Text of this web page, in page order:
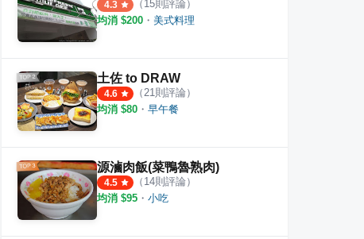
早午餐
4.3 （ 15則評論）
均消 $200 ・ 美式料理
土佐 to DRAW
4.6 （21則評論）
均消 $80 ・ 早午餐
源滷肉飯(菜鴨魯熟肉)
4.5 （ 14則評論）
均消 $95 ・ 小吃